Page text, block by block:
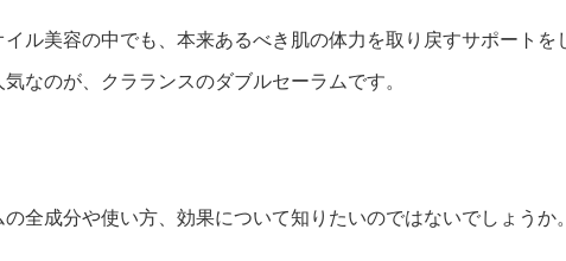
ル美容の中でも、本来あるべき肌の体力を取り戻すサポートをし
なのが、クラランスのダブルセーラムです。
全成分や使い方、効果について知りたいのではないでしょうか。